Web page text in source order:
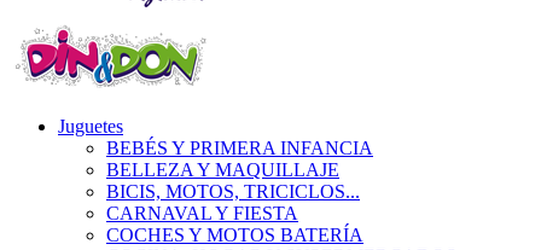
Juguetes
BEBÉS Y PRIMERA INFANCIA
BELLEZA Y MAQUILLAJE
BICIS, MOTOS, TRICICLOS...
CARNAVAL Y FIESTA
COCHES Y MOTOS BATERÍA